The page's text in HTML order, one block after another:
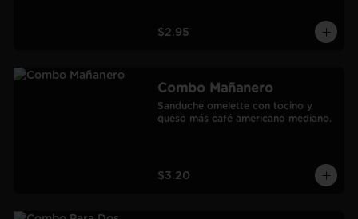
$2.95
Combo Mañanero
Sanduche omelette con tocino y
queso más café americano mediano.
$3.20